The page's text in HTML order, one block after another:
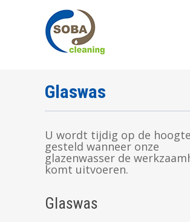
Glaswas
U wordt tijdig op de hoogte
gesteld wanneer onze
glazenwasser de
komt uitvoeren.
Glaswas